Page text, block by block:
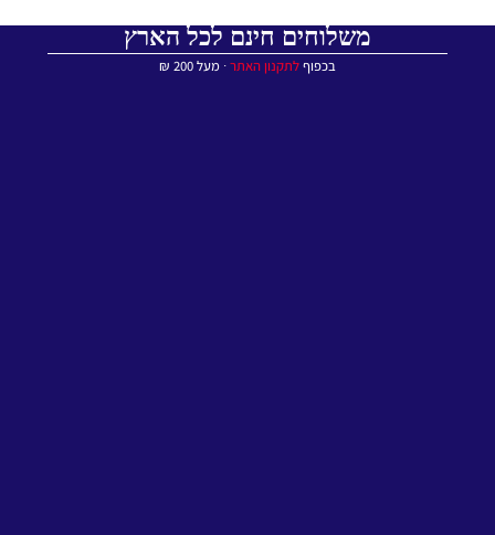
משלוחים חינם לכל הארץ
בכפוףלתקנון האתר∙ מעל 200 ₪